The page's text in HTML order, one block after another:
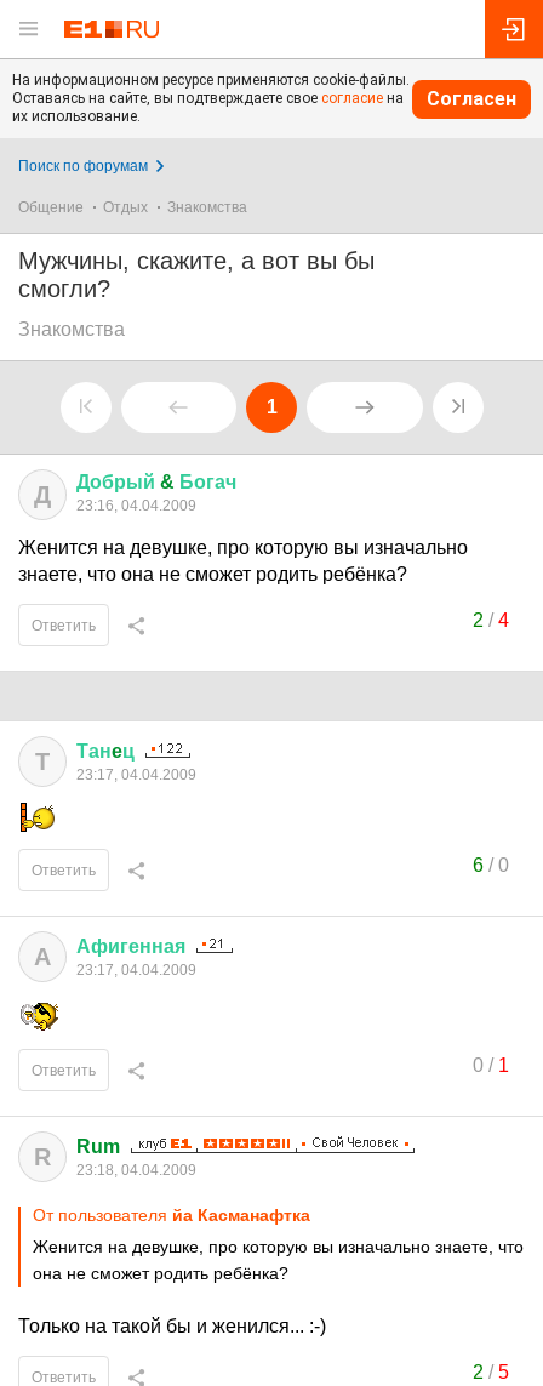
На информационном ресурсе применяются cookie-файлы.
Оставаясь на сайте, вы подтверждаете свое согласие на
их использование.
Согласен
Поиск по форумам
Общение Отдых Знакомства
Мужчины, скажите, а вот вы бы
смогли?
Знакомства
1
Д Добрый & Богач
23:16, 04.04.2009
Женится на девушке, про которую вы изначально
знаете, что она не сможет родить ребёнка?
2 /4
Ответить
Т Танeц
23:17, 04.04.2009
6/0
Ответить
А Афигенная
23:17, 04.04.2009
0/ 1
Ответить
R Rum
23:18, 04.04.2009
От пользователя йа Касманафтка
Женится на девушке, про которую вы изначально знаете, что
она не сможет родить ребёнка?
Только на такой бы и женился... :-)
2 /5
Ответить